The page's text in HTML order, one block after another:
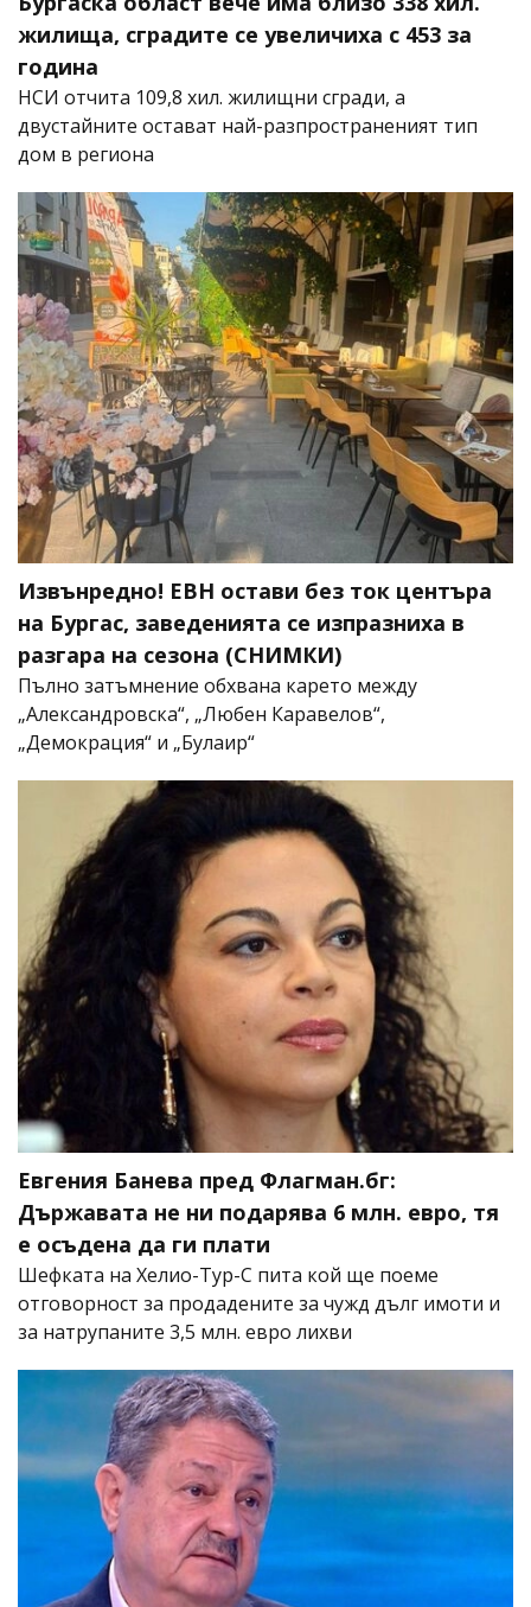
жилища, сградите се увеличиха с 453 за
година
НСИ отчита 109,8 хил. жилищни сгради, а
двустайните остават най-разпространеният тип
дом в региона
Извънредно! ЕВН остави без ток центъра
на Бургас, заведенията се изпразниха в
разгара на сезона (СНИМКИ)
Пълно затъмнение обхвана карето между
„Александровска“, „Любен Каравелов“,
„Демокрация“ и „Булаир“
Евгения Банева пред Флагман.бг:
Държавата не ни подарява 6 млн. евро, тя
е осъдена да ги плати
Шефката на Хелио-Тур-С пита кой ще поеме
отговорност за продадените за чужд дълг имоти и
за натрупаните 3,5 млн. евро лихви